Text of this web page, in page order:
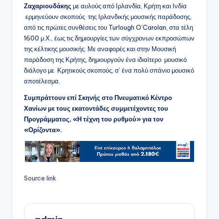
Ζαχαριουδάκης με αυλούς από Ιρλανδία, Κρήτη και Ινδία
ερμηνεύουν σκοπούς της Ιρλανδικής μουσικής παράδοσης,
από τις πρώτες συνθέσεις του Turlough O’Carolan, στα τέλη
1600 μ.Χ., έως τις δημιουργίες των σύγχρονων εκπροσώπων
της κέλτικης μουσικής. Με αναφορές και στην Μουσική
παράδοση της Κρήτης, δημιουργούν ένα ιδιαίτερο μουσικό
διάλογο με Κρητικούς σκοπούς, σ’ ένα πολύ σπάνιο μουσικό
αποτέλεσμα.
Συμπράττουν επί Σκηνής στο Πνευματικό Κέντρο
Χανίων με τους εκατοντάδες συμμετέχοντες του
Προγράμματος, «Η τέχνη του ρυθμού» για τον
«Ορίζοντα».
Source link